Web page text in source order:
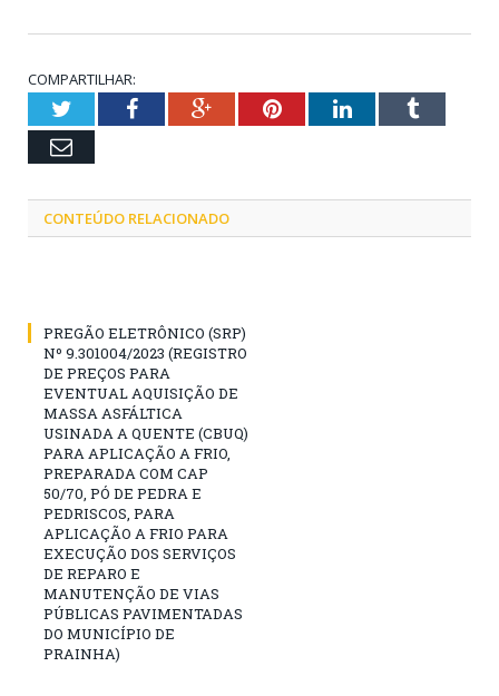
COMPARTILHAR:
TwitterFacebookGoogle+PinterestLinkedInTumblr
Email
CONTEÚDO RELACIONADO
PREGÃO ELETRÔNICO (SRP)
Nº 9.301004/2023 (REGISTRO
DE PREÇOS PARA
EVENTUAL AQUISIÇÃO DE
MASSA ASFÁLTICA
USINADA A QUENTE (CBUQ)
PARA APLICAÇÃO A FRIO,
PREPARADA COM CAP
50/70, PÓ DE PEDRA E
PEDRISCOS, PARA
APLICAÇÃO A FRIO PARA
EXECUÇÃO DOS SERVIÇOS
DE REPARO E
MANUTENÇÃO DE VIAS
PÚBLICAS PAVIMENTADAS
DO MUNICÍPIO DE
PRAINHA)